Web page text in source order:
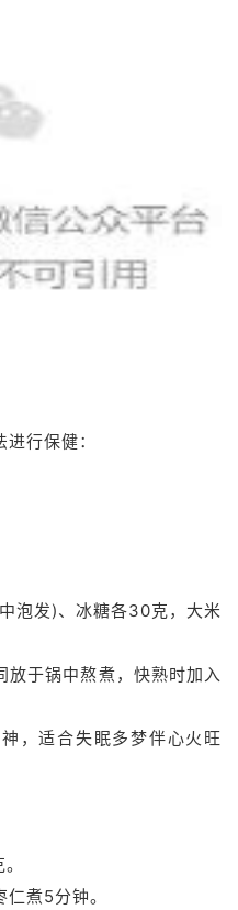
行保健：
泡发)、冰糖各30克，大米
放于锅中熬煮，快熟时加入
，适合失眠多梦伴心火旺
煮5分钟。